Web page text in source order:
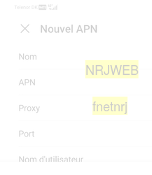
fnetnrj
NRJWEB